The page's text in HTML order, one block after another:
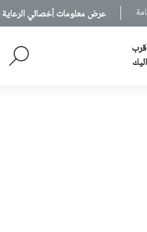
عرض معلومات أخصائي